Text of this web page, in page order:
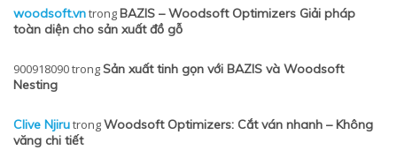
woodsoft.vntrongBAZIS – Woodsoft Optimizers Giải pháp
toàn diện cho sản xuất đồ gỗ
900918090trongSản xuất tinh gọn với BAZIS và Woodsoft
Nesting
Clive NjirutrongWoodsoft Optimizers: Cắt ván nhanh – Không
văng chi tiết